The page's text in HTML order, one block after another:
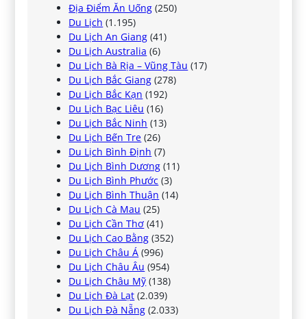
Địa Điểm Ăn Uống (250)
Du Lịch (1.195)
Du Lịch An Giang (41)
Du Lịch Australia (6)
Du Lịch Bà Rịa – Vũng Tàu (17)
Du Lịch Bắc Giang (278)
Du Lịch Bắc Kạn (192)
Du Lịch Bạc Liêu (16)
Du Lịch Bắc Ninh (13)
Du Lịch Bến Tre (26)
Du Lịch Bình Định (7)
Du Lịch Bình Dương (11)
Du Lịch Bình Phước (3)
Du Lịch Bình Thuận (14)
Du Lịch Cà Mau (25)
Du Lịch Cần Thơ (41)
Du Lịch Cao Bằng (352)
Du Lịch Châu Á (996)
Du Lịch Châu Âu (954)
Du Lịch Châu Mỹ (138)
Du Lịch Đà Lạt (2.039)
Du Lịch Đà Nẵng (2.033)